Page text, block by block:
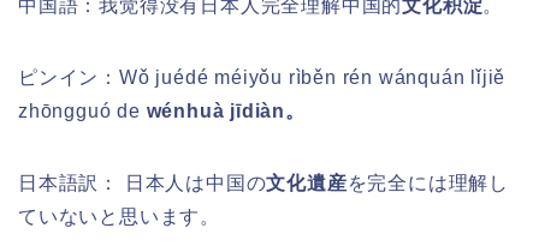
中国語：我觉得没有日本人完全理解中国的文化积淀。
ピンイン： Wǒ juédé méiyǒu rìběn rén wánquán lǐjiě
zhōngguó de wénhuà jīdiàn。
日本語訳： 日本人は中国の文化遺産を完全には理解し
ていないと思います。